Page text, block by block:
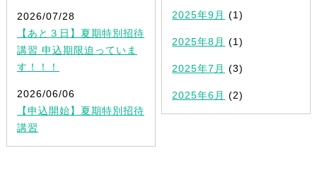
2026/07/28
【あと３日】夏期特別招待
講習 申込期限迫っていま
す！！！
2026/06/06
【申込開始】夏期特別招待
講習
2025年9月 (1)
2025年8月 (1)
2025年7月 (3)
2025年6月 (2)